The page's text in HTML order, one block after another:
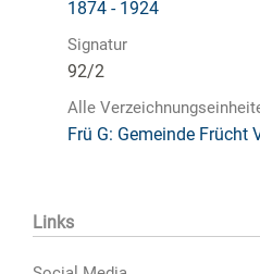
1874 - 1924
Signatur
92/2
Alle
Frü G: Gemeinde Frücht
Links